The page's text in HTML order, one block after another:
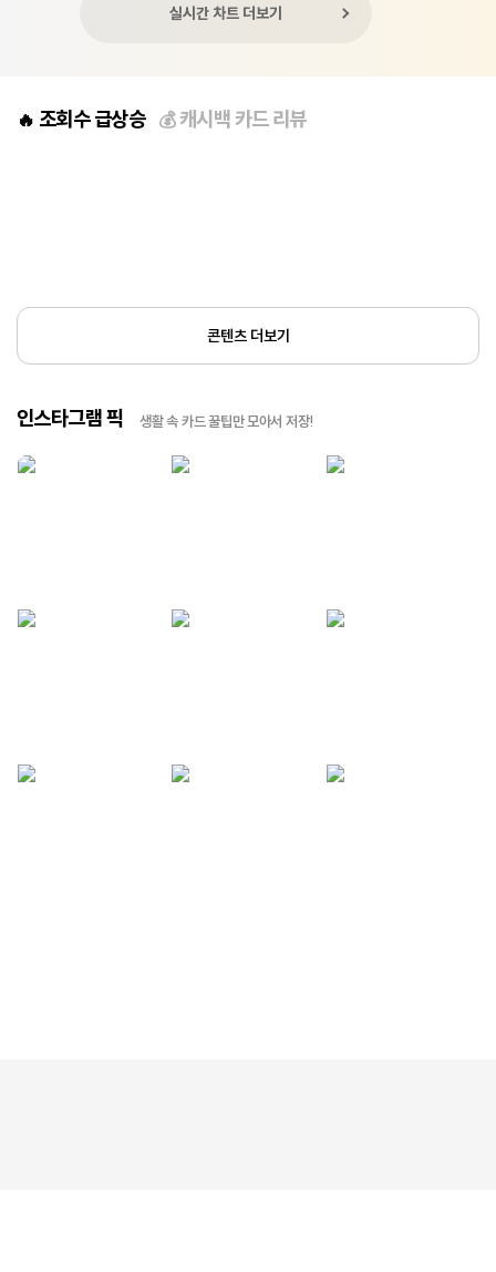
실시간 차트 더보기
🔥 조회수 급상승 💰캐시백 카드 리뷰
콘텐츠 더보기
인스타그램 픽 생활 속 카드 꿀팁만 모아서 저장!